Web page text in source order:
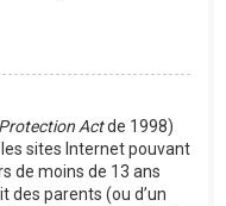
Actde 1998)
sites Internet pouvant
de moins de 13 ans
des parents (ou d’un